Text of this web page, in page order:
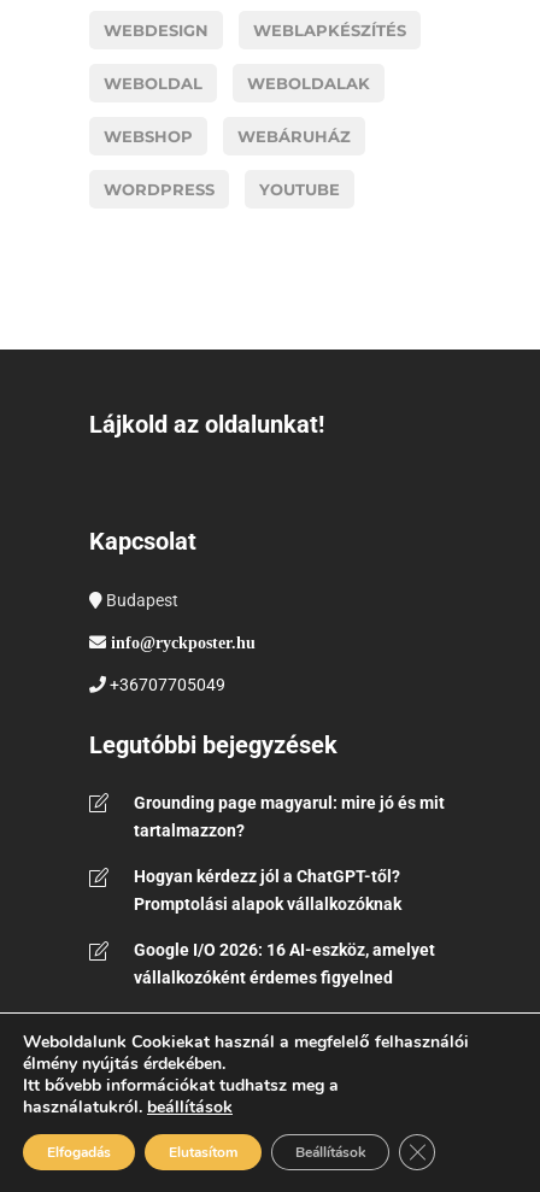
WEBDESIGN WEBLAPKÉSZÍTÉS
WEBOLDAL WEBOLDALAK
WEBSHOP WEBÁRUHÁZ
WORDPRESS YOUTUBE
Lájkold az oldalunkat!
Kapcsolat
Budapest
info@ryckposter.hu
+36707705049
Legutóbbi bejegyzések
Grounding page magyarul: mire jó és mit
tartalmazzon?
Hogyan kérdezz jól a ChatGPT-től?
Promptolási alapok vállalkozóknak
Google I/O 2026: 16 AI-eszköz, amelyet
vállalkozóként érdemes figyelned
lépésre: mit adj át a marketingesnek?
Miért reklámoznak a nagy márkák akkor
Weboldalunk Cookiekat használ a megfelelő felhasználói
élmény nyújtás érdekében.
Itt bővebb információkat tudhatsz meg a
használatukról. beállítások
Elfogadás Elutasítom Beállítások Close GDPR